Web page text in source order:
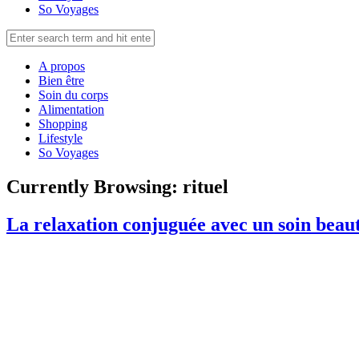
So Voyages
A propos
Bien être
Soin du corps
Alimentation
Shopping
Lifestyle
So Voyages
Currently Browsing: rituel
La relaxation conjuguée avec un soin